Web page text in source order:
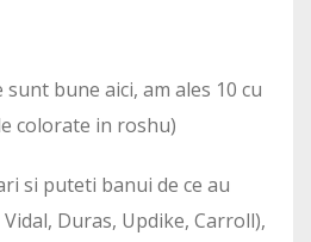
bune aici, am ales 10 cu
colorate in roshu)
si puteti banui de ce au
Duras, Updike, Carroll),